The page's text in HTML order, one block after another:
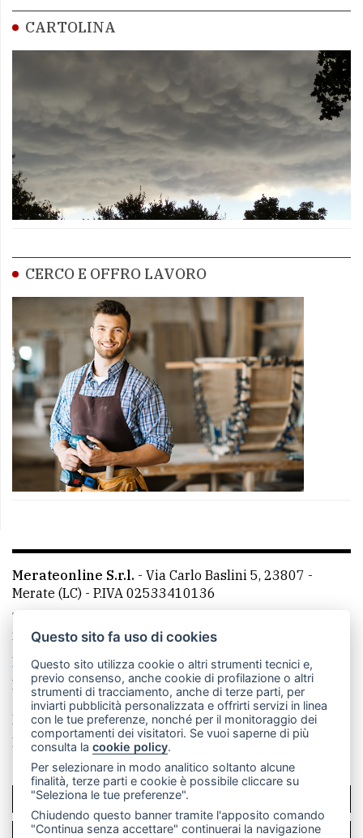
CARTOLINA
CERCO E OFFRO LAVORO
Merateonline S.r.l. - Via Carlo Baslini 5, 23807 -
Merate (LC) - P.IVA 02533410136
Telefono:
mail: redazione@merateonline.it
La redazione
CasateOnline LeccoOnline
RSS
Made by VIP
Privacy policy
Cookie policy
Rivedi le tue scelte sui cookie
SCRIVICI
PER LA TUA PUBBLICITÀ
Questo sito fa uso di cookies
Questo sito utilizza cookie o altri strumenti tecnici e,
previo consenso, anche cookie di profilazione o altri
strumenti di tracciamento, anche di terze parti, per
inviarti pubblicità personalizzata e offrirti servizi in linea
con le tue preferenze, nonché per il monitoraggio dei
comportamenti dei visitatori. Se vuoi saperne di più
consulta lacookie policy.
Per selezionare in modo analitico soltanto alcune
finalità, terze parti e cookie è possibile cliccare su
"Seleziona le tue preferenze".
Chiudendo questo banner tramite l'apposito comando
"Continua senza accettare" continuerai la navigazione